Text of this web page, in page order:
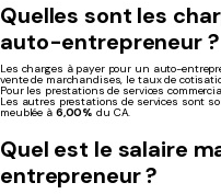
Quelles sont les
auto-entrepreneur ?
Les charges à payer pour un auto-
vente de marchandises, le taux de
Pour les prestations de services
Les autres prestations de services sont
meublée à 6,00% du CA.
Quel est le salaire
entrepreneur ?